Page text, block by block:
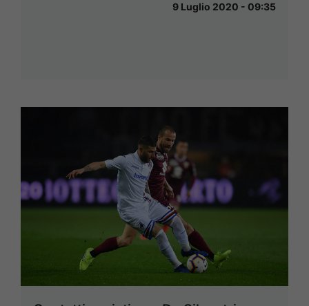
9 Luglio 2020 - 09:35